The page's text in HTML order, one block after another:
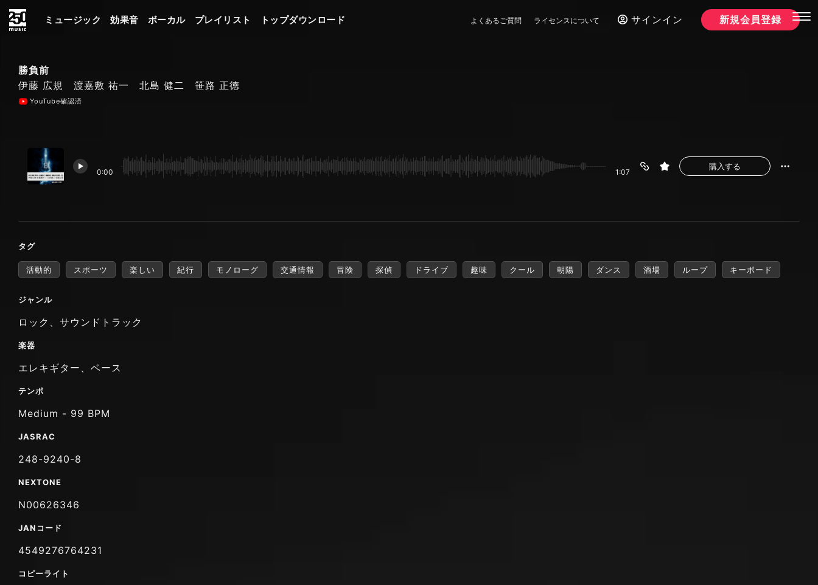
ミュージック 効果音 ボーカル プレイリスト トップダウンロード よくあるご質問 ライセンスについて サインイン 新規会員登録
勝負前
伊藤 広規 渡嘉敷 祐一 北島 健二 笹路 正徳
YouTube確認済
0:00 1:07
購入する
タグ
活動的 スポーツ 楽しい 紀行 モノローグ 交通情報 冒険 探偵 ドライブ 趣味 クール 朝陽 ダンス 酒場 ループ キーボード
ジャンル
ロック、サウンドトラック
楽器
エレキギター、ベース
テンポ
Medium - 99 BPM
JASRAC
248-9240-8
NEXTONE
N00626346
JANコード
4549276764231
コピーライト